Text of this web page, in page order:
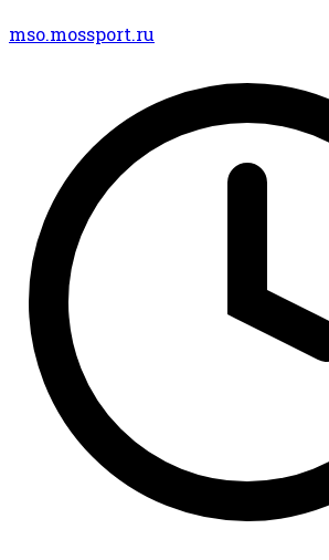
mso.mossport.ru